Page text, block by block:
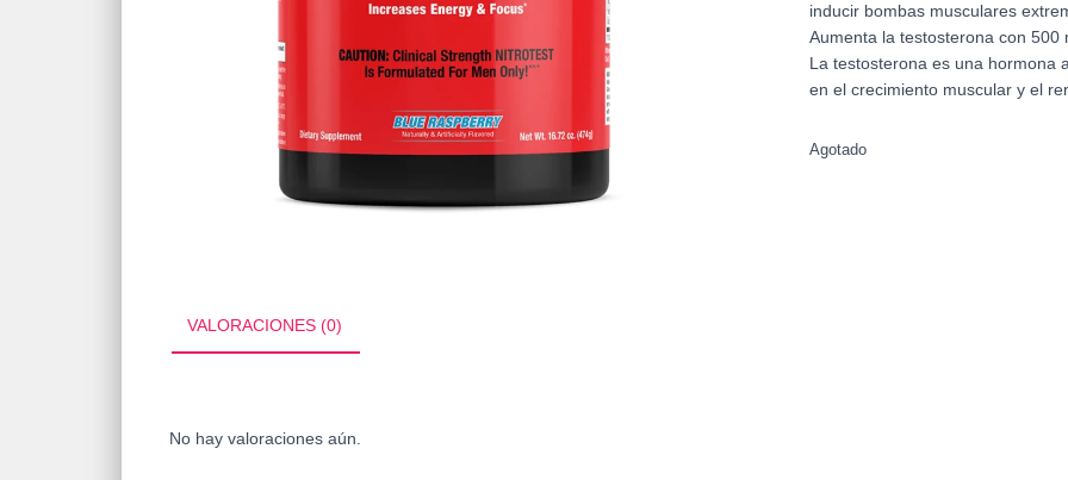
inducir bombas musculares
Aumenta la testosterona con
La testosterona es una hormona
en el crecimiento muscular y el
Agotado
VALORACIONES (0)
No hay valoraciones aún.